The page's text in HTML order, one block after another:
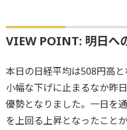
VIEW POINT: 明日へ
本日の日経平均は508円高
小幅な下げに止まるなか昨
優勢となりました。一日を
を上回る上昇となったこと